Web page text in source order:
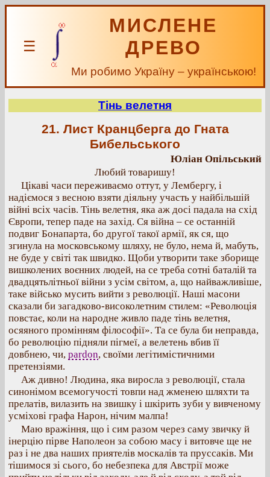
☰
МИСЛЕНЕ
ДРЕВО
Ми робимо Україну – українською!
Тінь велетня
21. Лист Кранцберга до Гната
Бибельського
Юліан Опільський
Любий товаришу!
Цікаві часи переживаємо оттут, у Лембергу, і
надіємося з весною взяти діяльну участь у найбільшій
війні всіх часів. Тінь велетня, яка аж досі падала на схід
Європи, тепер паде на захід. Ся війна – се останній
подвиг Бонапарта, бо другої такої армії, як ся, що
згинула на московському шляху, не було, нема й, мабуть,
не буде у світі так швидко. Щоби утворити таке зборище
вишколених воєнних людей, на се треба сотні баталій та
двадцятьлітньої війни з усім світом, а, що найважливіше,
таке військо мусить вийти з революції. Наші масони
сказали би загадково-високолетним стилем: «Революція
повстає, коли на народне живло паде тінь велетня,
осяяного промінням філософії». Та се була би неправда,
бо революцію підняли пігмеї, а велетень вбив її
довбнею, чи, pardon, своїми легітимістичними
претензіями.
Аж дивно! Людина, яка виросла з революції, стала
синонімом всемогучості товпи над жменею шляхти та
прелатів, вилазить на звишку і шкірить зуби у вивченому
усміхові графа Нарон, нічим малпа!
Маю вражіння, що і сим разом через саму звичку й
інерцію пірве Наполеон за собою масу і витовче ще не
раз і не два наших приятелів москалів та пруссаків. Ми
тішимося зі сього, бо небезпека для Австрії може